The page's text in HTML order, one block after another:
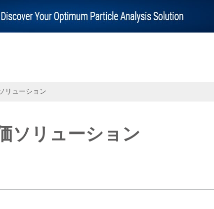
リューション
ソリューション